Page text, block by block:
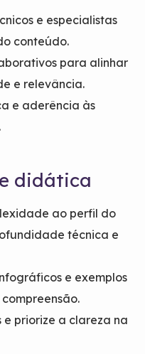
e especialistas
conteúdo.
para alinhar
e relevância.
e aderência às
didática
ao perfil do
técnica e
e exemplos
e priorize a clareza na